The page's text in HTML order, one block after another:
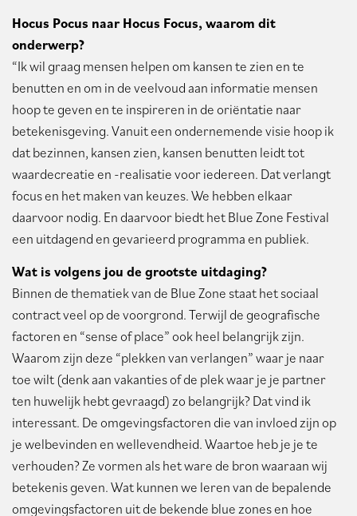
Hocus Pocus naar Hocus Focus, waarom dit
onderwerp?
“Ik wil graag mensen helpen om kansen te zien en te
benutten en om in de veelvoud aan informatie mensen
hoop te geven en te inspireren in de oriëntatie naar
betekenisgeving. Vanuit een ondernemende visie hoop ik
dat bezinnen, kansen zien, kansen benutten leidt tot
waardecreatie en -realisatie voor iedereen. Dat verlangt
focus en het maken van keuzes. We hebben elkaar
daarvoor nodig. En daarvoor biedt het Blue Zone Festival
een uitdagend en gevarieerd programma en publiek.
Wat is volgens jou de grootste uitdaging?
Binnen de thematiek van de Blue Zone staat het sociaal
contract veel op de voorgrond. Terwijl de geografische
factoren en “sense of place” ook heel belangrijk zijn.
Waarom zijn deze “plekken van verlangen” waar je naar
toe wilt (denk aan vakanties of de plek waar je je partner
ten huwelijk hebt gevraagd) zo belangrijk? Dat vind ik
interessant. De omgevingsfactoren die van invloed zijn op
je welbevinden en wellevendheid. Waartoe heb je je te
verhouden? Ze vormen als het ware de bron waaraan wij
betekenis geven. Wat kunnen we leren van de bepalende
omgevingsfactoren uit de bekende blue zones en hoe